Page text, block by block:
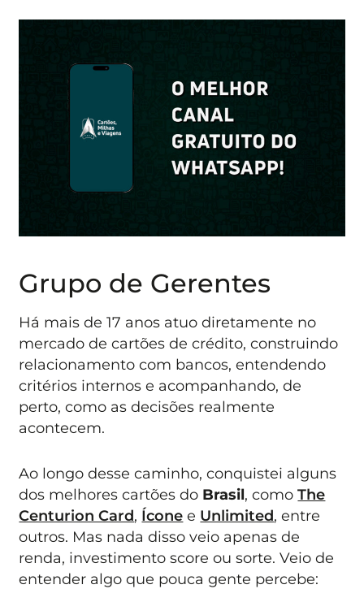
Grupo de Gerentes
Há mais de 17 anos atuo diretamente no
mercado de cartões de crédito, construindo
relacionamento com bancos, entendendo
critérios internos e acompanhando, de
perto, como as decisões realmente
acontecem.
Ao longo desse caminho, conquistei alguns
dos melhores cartões do Brasil, comoThe
Centurion Card, Ícone e Unlimited, entre
outros. Mas nada disso veio apenas de
renda, investimento score ou sorte. Veio de
entender algo que pouca gente percebe: